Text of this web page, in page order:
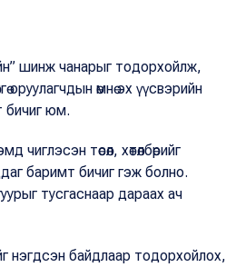
шинж чанарыг тодорхойлж,
оруулагчдын өмнө эх үүсвэрийн
бичиг юм.
чиглэсэн төсөл, хөтөлбөрийг
баримт бичиг гэж болно.
тусгаснаар дараах ач
нэгдсэн байдлаар тодорхойлох,